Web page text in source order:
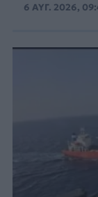
6 ΑΥΓ. 2026,